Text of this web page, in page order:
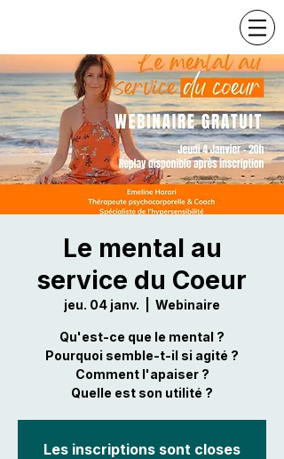
Le mental au
service du Coeur
jeu. 04 janv. Webinaire
Qu'est-ce que le mental ?
Pourquoi semble-t-il si agité ?
Comment l'apaiser ?
Quelle est son utilité ?
Les inscriptions sont closes